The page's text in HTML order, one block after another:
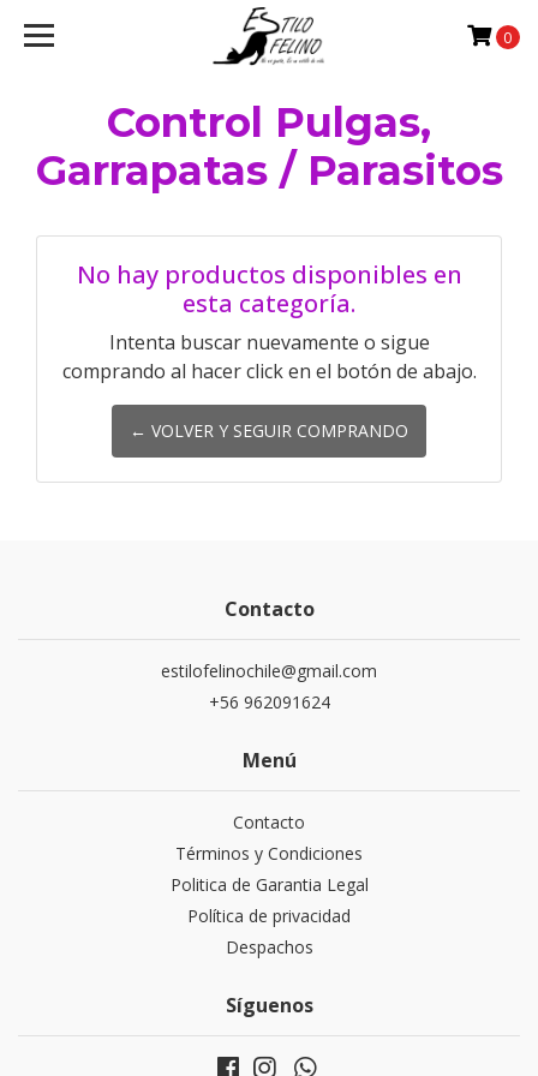
0
Control Pulgas,
Garrapatas / Parasitos
No hay productos disponibles en
esta categoría.
Intenta buscar nuevamente o sigue
comprando al hacer click en el botón de abajo.
← VOLVER Y SEGUIR COMPRANDO
Contacto
estilofelinochile@gmail.com
+56 962091624
Menú
Contacto
Términos y Condiciones
Politica de Garantia Legal
Política de privacidad
Despachos
Síguenos